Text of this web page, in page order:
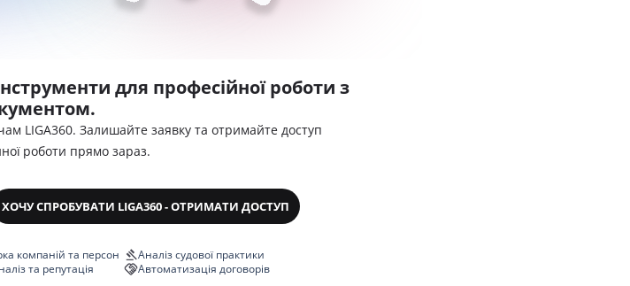
для професійної роботи з
LIGA360. Залишайте заявку та отримайте доступ
роботи прямо зараз.
ХОЧУ СПРОБУВАТИ LIGA360 - ОТРИМАТИ ДОСТУП
компаній та персон
та репутація
Аналіз судової практики
Автоматизація договорів